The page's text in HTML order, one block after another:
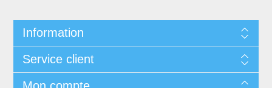
Information
Service client